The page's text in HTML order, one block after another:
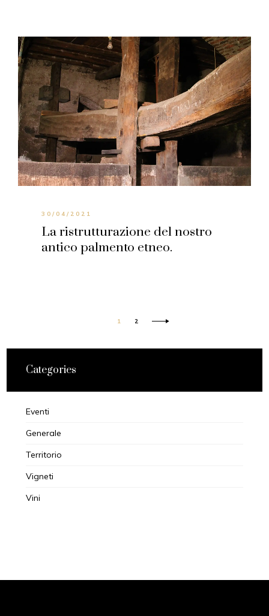
30/04/2021
La ristrutturazione del nostro
antico palmento etneo.
1 2
Categories
Eventi
Generale
Territorio
Vigneti
Vini